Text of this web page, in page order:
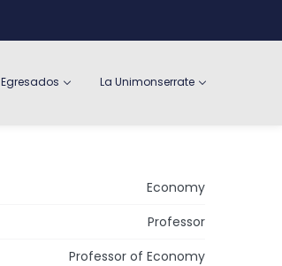
Egresados La Unimonserrate
Economy
Professor
Professor of Economy